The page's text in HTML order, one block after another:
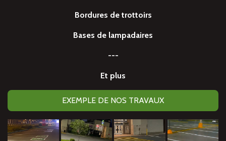
Bordures de trottoirs
Bases de lampadaires
---
Et plus
EXEMPLE DE NOS TRAVAUX